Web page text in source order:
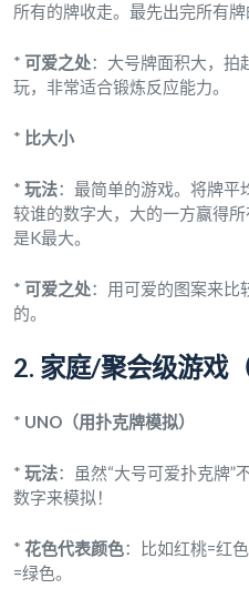
所有的牌收走。最先出完所有牌
* 可爱之处：大号牌面积大，拍
玩，非常适合锻炼反应能力。
* 比大小
* 玩法：最简单的游戏。将牌平
较谁的数字大，大的一方赢得
是K最大。
* 可爱之处：用可爱的图案来比
的。
2. 家庭/聚会级游戏
* UNO（用扑克牌模拟）
* 玩法：虽然“大号可爱扑克牌”
数字来模拟！
* 花色代表颜色：比如红桃=红
=绿色。